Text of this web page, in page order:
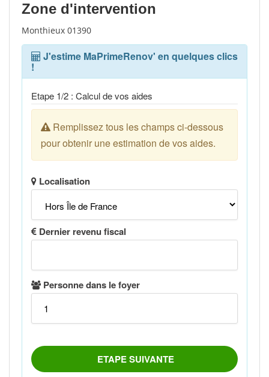
Zone d'intervention
Monthieux 01390